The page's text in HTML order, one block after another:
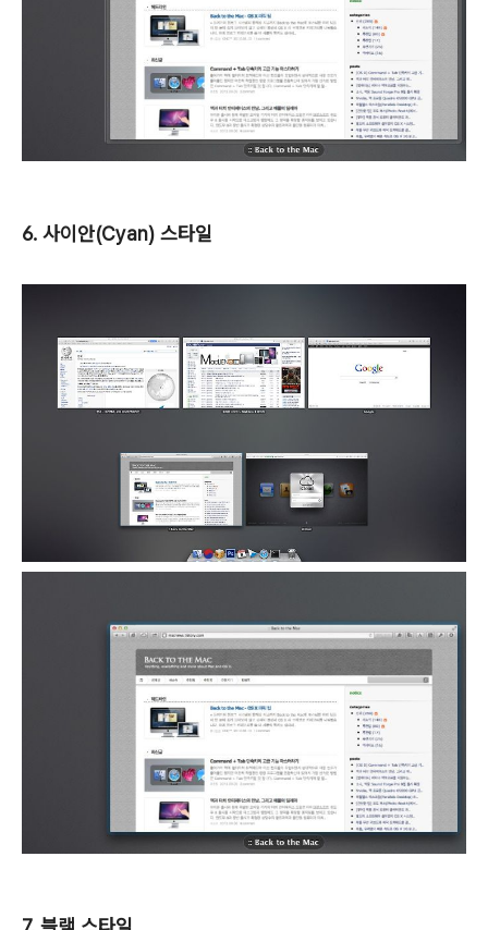
6. 사이안(Cyan) 스타일